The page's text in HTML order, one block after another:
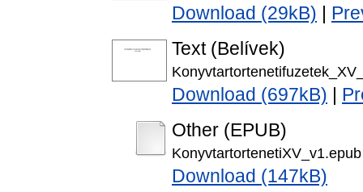
Download (29kB)
Text (Belívek)
Download (697kB)
Other (EPUB)
KonyvtartortenetiXV_v1.epub
Download (147kB)